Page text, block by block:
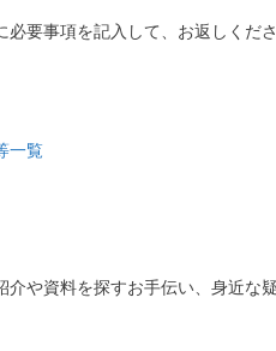
必要事項を記入して、お返しくださ
一覧
や資料を探すお手伝い、身近な